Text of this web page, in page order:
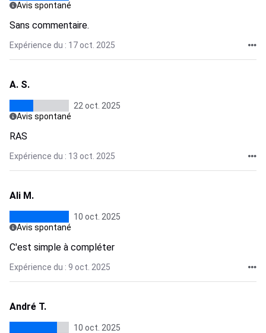
Avis spontané
Sans commentaire.
Expérience du : 17 oct. 2025
A. S.
22 oct. 2025
Avis spontané
RAS
Expérience du : 13 oct. 2025
Ali M.
10 oct. 2025
Avis spontané
C'est simple à compléter
Expérience du : 9 oct. 2025
André T.
10 oct. 2025